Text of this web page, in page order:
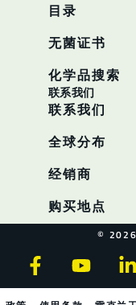
目录
无菌证书
化学品搜索
联系我们
联系我们
全球分布
经销商
购买地点
© 2026